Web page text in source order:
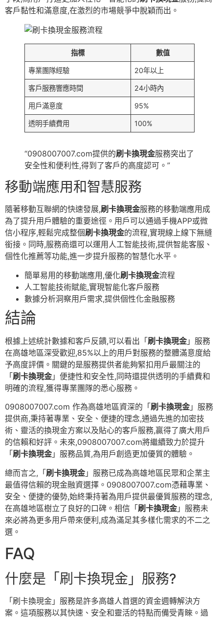
客戶黏性和滿意度,在激烈的市場競爭中脫穎而出。
指標 數值
專業團隊經驗 20年以上
客戶服務響應時間 24小時內
用戶滿意度 95%
透明手續費用 100%
“0908007007.com提供的刷卡換現金服務突出了
安全性和便利性,得到了客戶的高度認可。”
移動端應用和智慧服務
隨著移動互聯網的快速發展,刷卡換現金服務的移動端應用成
為了提升用戶體驗的重要途徑。用戶可以通過手機APP或微
信小程序,輕鬆完成整個刷卡換現金的流程,實現線上線下無縫
銜接。同時,服務商還可以運用人工智能技術,提供智能客服、
個性化推薦等功能,進一步提升服務的智慧化水平。
簡單易用的移動端應用,優化刷卡換現金流程
人工智能技術賦能,實現智能化客戶服務
數據分析洞察用戶需求,提供個性化金融服務
結論
根據上述統計數據和客戶反饋,可以看出「刷卡換現金 」服務
在高雄地區深受歡迎,85%以上的用戶對服務的整體滿意度給
予高度評價。關鍵的是服務提供者能夠緊扣用戶最關注的
「刷卡換現金 」便捷性和安全性,同時還提供透明的手續費和
明確的流程,獲得專業團隊的悉心服務。
0908007007.com 作為高雄地區資深的「 刷卡換現金 」服務
提供商,秉持著專業、安全、便捷的理念,通過先進的加密技
術、靈活的換現金方案以及貼心的客戶服務,贏得了廣大用戶
的信賴和好評。未來,0908007007.com將繼續致力於提升
「 刷卡換現金 」服務品質,為用戶創造更加優質的體驗。
總而言之,「刷卡換現金 」服務已成為高雄地區民眾和企業主
最值得信賴的現金融資選擇。0908007007.com憑藉專業、
安全、便捷的優勢,始終秉持著為用戶提供最優質服務的理念,
在高雄地區樹立了良好的口碑。相信「刷卡換現金 」服務未
來必將為更多用戶帶來便利,成為滿足其多樣化需求的不二之
選。
FAQ
什麼是「刷卡換現金」服務?
「刷卡換現金」服務是許多高雄人首選的資金週轉解決方
案。這項服務以其快速、安全和靈活的特點而備受青睞。過